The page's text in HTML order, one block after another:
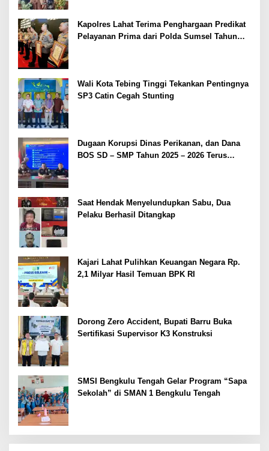
Kapolres Lahat Terima Penghargaan Predikat
Pelayanan Prima dari Polda Sumsel Tahun
Wali Kota Tebing Tinggi Tekankan Pentingnya
SP3 Catin Cegah Stunting
Dugaan Korupsi Dinas Perikanan, dan Dana
BOS SD – SMP Tahun 2025 – 2026 Terus
Saat Hendak Menyelundupkan Sabu, Dua
Pelaku Berhasil Ditangkap
Kajari Lahat Pulihkan Keuangan Negara Rp.
2,1 Milyar Hasil Temuan BPK RI
Dorong Zero Accident, Bupati Barru Buka
Sertifikasi Supervisor K3 Konstruksi
SMSI Bengkulu Tengah Gelar Program “Sapa
Sekolah” di SMAN 1 Bengkulu Tengah